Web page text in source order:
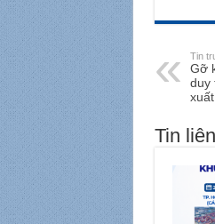
Tin
Gỡ
duy
Tin